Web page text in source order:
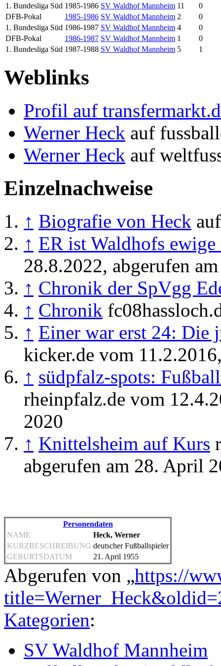
1. Bundesliga Süd 1985-1986 SV Waldhof Mannheim 11
0
DFB-Pokal
1985-1986 SV Waldhof Mannheim 2
0
1. Bundesliga Süd 1986-1987 SV Waldhof Mannheim 4
0
DFB-Pokal
1986-1987 SV Waldhof Mannheim 1
0
1. Bundesliga Süd 1987-1988 SV Waldhof Mannheim 5 1
Weblinks
Profil auf
Werner Heck auf
Werner Heck auf
Einzelnachweise
↑ Biografie von Heck
↑ ER ist Waldhofs
28.8.2022, abgerufen
↑ Chronik der SpVgg
↑ Chronik
↑ Einer war erst 24: Die
kicker.de vom
↑ südpfalz-spots:
rheinpfalz.de vom
2020
↑ Knittelsheim auf Kurs
abgerufen am 28. April
Personendaten
NAME
Heck, Werner
KURZBESCHREIBUNG deutscher Fußballspieler
GEBURTSDATUM
21. April 1955
Abgerufen von „https://
Kategorien:
SV Waldhof Mannheim